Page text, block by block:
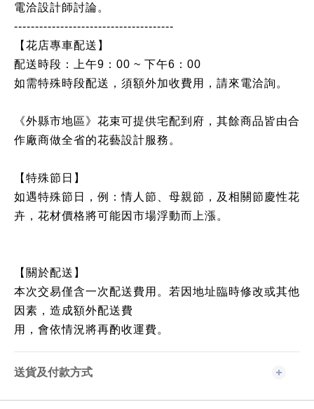
電洽設計師討論。
--------------------------------------
【花店專車配送】
配送時段：上午9：00 ~ 下午6：00
如需特殊時段配送，須額外加收費用，請來電洽詢。
《外縣市地區》花束可提供宅配到府，其餘商品皆由合
作廠商做全省的花藝設計服務。
【特殊節日】
如遇特殊節日，例：情人節、母親節，及相關節慶性花
卉，花材價格將可能因市場浮動而上漲。
【關於配送】
本次交易僅含一次配送費用。若因地址臨時修改或其他
因素，造成額外配送費
用，會依情況將再酌收運費。
送貨及付款方式